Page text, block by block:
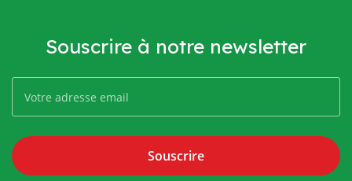
Souscrire à notre newsletter
Souscrire